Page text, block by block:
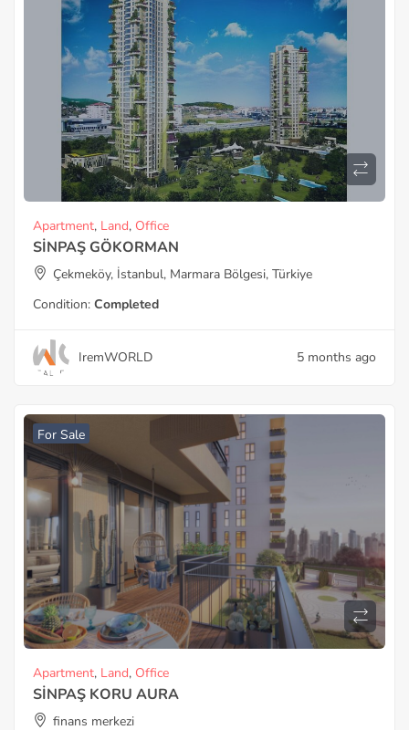
Apartment, Land, Office
SİNPAŞ GÖKORMAN
Çekmeköy, İstanbul, Marmara Bölgesi, Türkiye
Condition: Completed
IremWORLD 5 months ago
For Sale
Apartment, Land, Office
SİNPAŞ KORU AURA
finans merkezi